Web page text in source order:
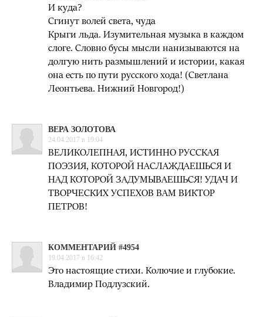
И куда?
Сгинут волей света, чуда
Крыги льда. Изумительная музыка в каждом
слоге. Словно бусы мысли нанизываются на
долгую нить размышлений и истории, какая
она есть по пути русского хода! (Светлана
Леонтьева. Нижний Новгород!)
ВЕРА ЗОЛОТОВА
24.04.2017 в 19:04
ВЕЛИКОЛЕПНАЯ, ИСТИННО РУССКАЯ
ПОЭЗИЯ, КОТОРОЙ НАСЛАЖДАЕШЬСЯ И
НАД КОТОРОЙ ЗАДУМЫВАЕШЬСЯ! УДАЧ И
ТВОРЧЕСКИХ УСПЕХОВ ВАМ ВИКТОР
ПЕТРОВ!
КОММЕНТАРИЙ #4954
19.04.2017 в 16:42
Это настоящие стихи. Колючие и глубокие.
Владимир Подлузский.